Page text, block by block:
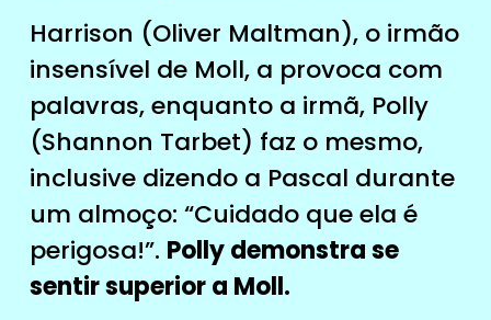
Harrison (Oliver Maltman), o irmão
insensível de Moll, a provoca com
palavras, enquanto a irmã, Polly
(Shannon Tarbet) faz o mesmo,
inclusive dizendo a Pascal durante
um almoço: “Cuidado que ela é
perigosa!”. Polly demonstra se
sentir superior a Moll.